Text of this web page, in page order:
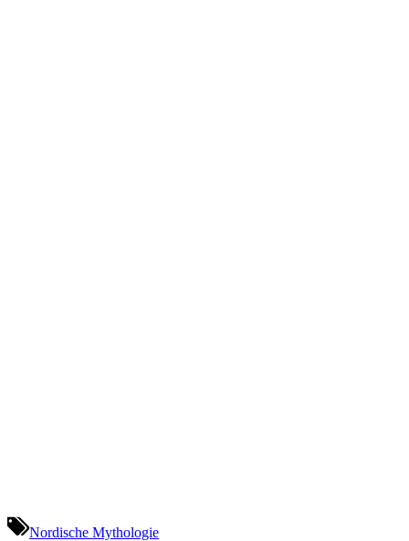
Nordische Mythologie